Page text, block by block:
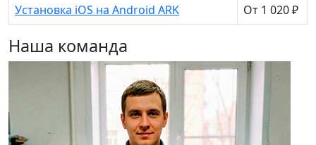
Установка iOS на Android ARK От 1 020 ₽
Наша команда